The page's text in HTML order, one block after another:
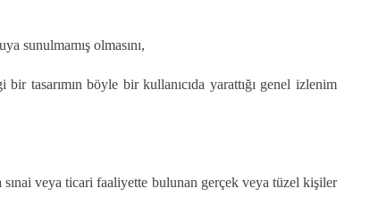
sunulmamış olmasını,
tasarımın böyle bir kullanıcıda yarattığı genel izlenim
veya ticari faaliyette bulunan gerçek veya tüzel kişiler